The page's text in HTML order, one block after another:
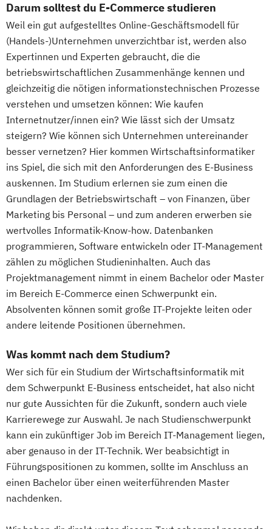
Darum solltest du E-Commerce studieren
Weil ein gut aufgestelltes Online-Geschäftsmodell für
(Handels-)Unternehmen unverzichtbar ist, werden also
Expertinnen und Experten gebraucht, die die
betriebswirtschaftlichen Zusammenhänge kennen und
gleichzeitig die nötigen informationstechnischen Prozesse
verstehen und umsetzen können: Wie kaufen
Internetnutzer/innen ein? Wie lässt sich der Umsatz
steigern? Wie können sich Unternehmen untereinander
besser vernetzen? Hier kommen Wirtschaftsinformatiker
ins Spiel, die sich mit den Anforderungen des E-Business
auskennen. Im Studium erlernen sie zum einen die
Grundlagen der Betriebswirtschaft – von Finanzen, über
Marketing bis Personal – und zum anderen erwerben sie
wertvolles Informatik-Know-how. Datenbanken
programmieren, Software entwickeln oder IT-Management
zählen zu möglichen Studieninhalten. Auch das
Projektmanagement nimmt in einem Bachelor oder Master
im Bereich E-Commerce einen Schwerpunkt ein.
Absolventen können somit große IT-Projekte leiten oder
andere leitende Positionen übernehmen.
Was kommt nach dem Studium?
Wer sich für ein Studium der Wirtschaftsinformatik mit
dem Schwerpunkt E-Business entscheidet, hat also nicht
nur gute Aussichten für die Zukunft, sondern auch viele
Karrierewege zur Auswahl. Je nach Studienschwerpunkt
kann ein zukünftiger Job im Bereich IT-Management liegen,
aber genauso in der IT-Technik. Wer beabsichtigt in
Führungspositionen zu kommen, sollte im Anschluss an
einen Bachelor über einen weiterführenden Master
nachdenken.